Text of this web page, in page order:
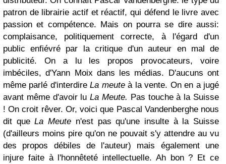
patron de librairie actif et réactif, qui défend le livre avec
passion et compétence. Mais on pourra se dire aussi:
complaisance, politiquement correcte, à l'égard d'un
public enfiévré par la critique d'un auteur en mal de
publicité. On a lu les propos provocateurs, voire
imbéciles, d'Yann Moix dans les médias. D'aucuns ont
même parlé d'interdireLa meuteà la vente. On en a jugé
avant même d'avoir luLa Meute. Pas touche à la Suisse
! On croit rêver. Or, voici que Pascal Vandenberghe nous
dit queLa Meute n'est pas qu'une insulte à la Suisse
(d'ailleurs moins pire qu'on ne pouvait s'y attendre au vu
des propos débiles de l'auteur) mais également une
injure faite à l'honnêteté intellectuelle. Ah bon ? Et ce